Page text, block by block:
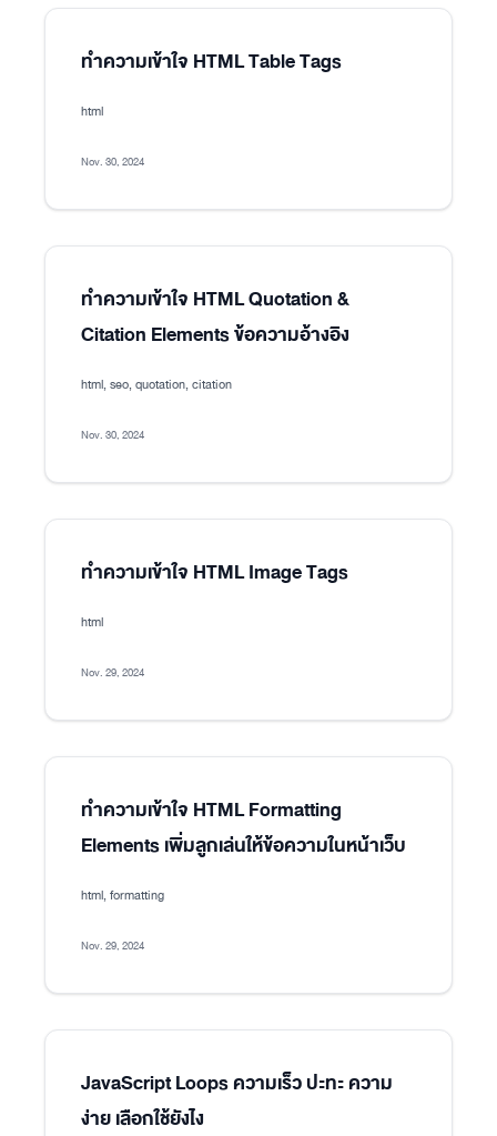
ทำความเข้าใจ HTML Table Tags
html
Nov. 30, 2024
ทำความเข้าใจ HTML Quotation &
Citation Elements ข้อความอ้างอิง
html, seo, quotation, citation
Nov. 30, 2024
ทำความเข้าใจ HTML Image Tags
html
Nov. 29, 2024
ทำความเข้าใจ HTML Formatting
Elements เพิ่มลูกเล่นให้ข้อความในหน้าเว็บ
html, formatting
Nov. 29, 2024
JavaScript Loops ความเร็ว ปะทะ ความ
ง่าย เลือกใช้ยังไง